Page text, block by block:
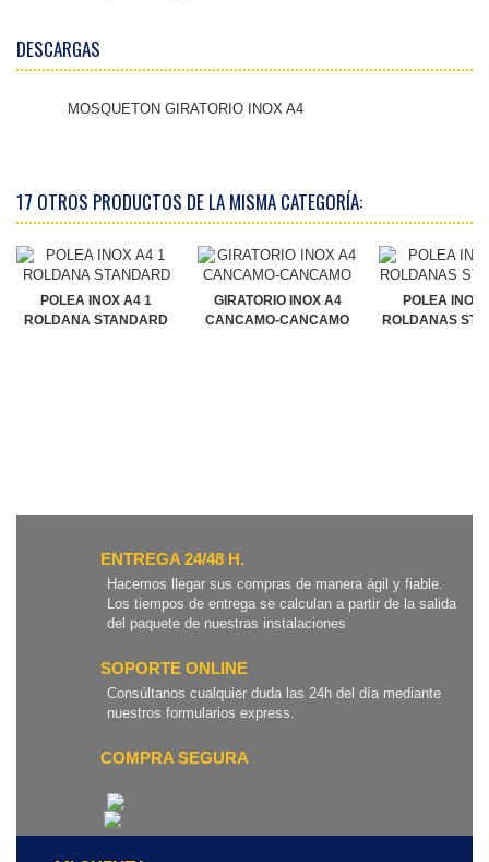
DESCARGAS
MOSQUETON GIRATORIO INOX A4
17 OTROS PRODUCTOS DE LA MISMA CATEGORÍA:
POLEA INOX A4 1
ROLDANA STANDARD
GIRATORIO INOX A4
CANCAMO-CANCAMO
POLEA INOX
ROLDANAS
ENTREGA 24/48 H.
Hacemos llegar sus compras de manera ágil y fiable.
Los tiempos de entrega se calculan a partir de la salida
del paquete de nuestras instalaciones
SOPORTE ONLINE
Consúltanos cualquier duda las 24h del día mediante
nuestros formularios express.
COMPRA SEGURA